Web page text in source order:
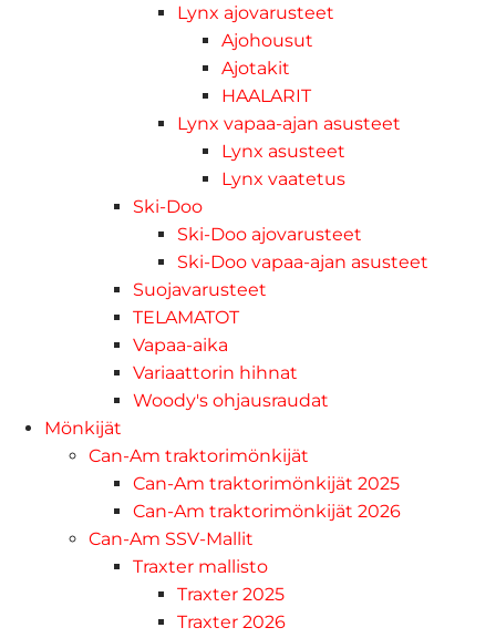
Lynx ajovarusteet
Ajohousut
Ajotakit
HAALARIT
Lynx vapaa-ajan asusteet
Lynx asusteet
Lynx vaatetus
Ski-Doo
Ski-Doo ajovarusteet
Ski-Doo vapaa-ajan asusteet
Suojavarusteet
TELAMATOT
Vapaa-aika
Variaattorin hihnat
Woody's ohjausraudat
Mönkijät
Can-Am traktorimönkijät
Can-Am traktorimönkijät 2025
Can-Am traktorimönkijät 2026
Can-Am SSV-Mallit
Traxter mallisto
Traxter 2025
Traxter 2026